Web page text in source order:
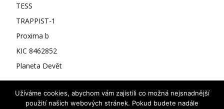
TESS
TRAPPIST-1
Proxima b
KIC 8462852
Planeta Devět
Užíváme cookies, abychom vám zajistili co možná nejsnadnější
použití našich webových stránek. Pokud budete nadále